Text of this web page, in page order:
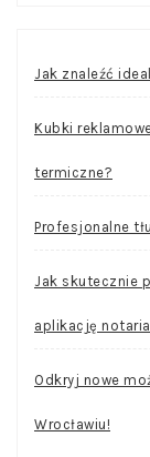
Jak znaleźć
Kubki
termiczne?
Profesjonalne
Jak skutecznie
aplikację
Odkryj nowe
Wrocławiu!